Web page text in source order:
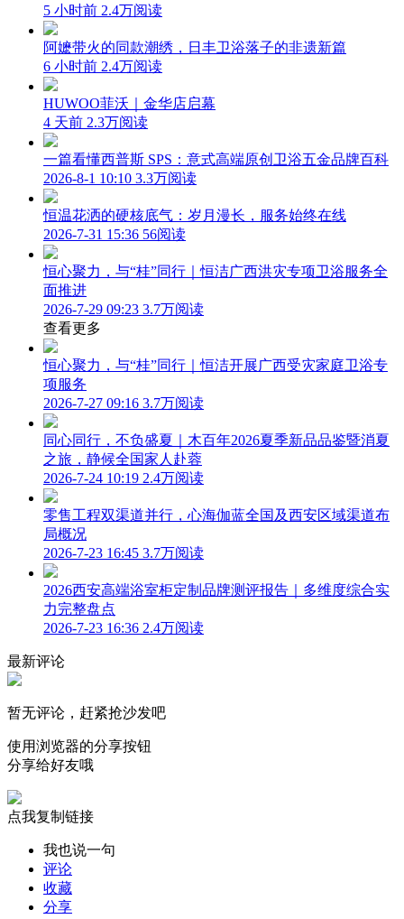
5 小时前 2.4万阅读
阿嬷带火的同款潮绣，日丰卫浴落子的非遗新篇
6 小时前 2.4万阅读
HUWOO菲沃｜金华店启幕
4 天前 2.3万阅读
一篇看懂西普斯 SPS：意式高端原创卫浴五金品牌百科
2026-8-1 10:10 3.3万阅读
恒温花洒的硬核底气：岁月漫长，服务始终在线
2026-7-31 15:36 56阅读
恒心聚力，与“桂”同行｜恒洁广西洪灾专项卫浴服务全
面推进
2026-7-29 09:23 3.7万阅读
查看更多
恒心聚力，与“桂”同行｜恒洁开展广西受灾家庭卫浴专
项服务
2026-7-27 09:16 3.7万阅读
同心同行，不负盛夏｜木百年2026夏季新品品鉴暨消夏
之旅，静候全国家人赴蓉
2026-7-24 10:19 2.4万阅读
零售工程双渠道并行，心海伽蓝全国及西安区域渠道布
局概况
2026-7-23 16:45 3.7万阅读
2026西安高端浴室柜定制品牌测评报告｜多维度综合实
力完整盘点
2026-7-23 16:36 2.4万阅读
最新评论
暂无评论，赶紧抢沙发吧
使用浏览器的分享按钮
分享给好友哦
点我复制链接
我也说一句
评论
收藏
分享